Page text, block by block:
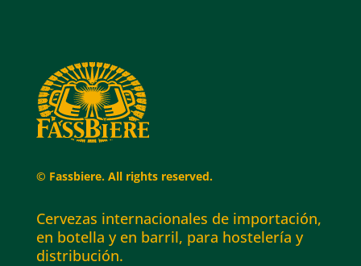
© Fassbiere. All rights reserved.
Cervezas internacionales de importación,
en botella y en barril, para hostelería y
distribución.